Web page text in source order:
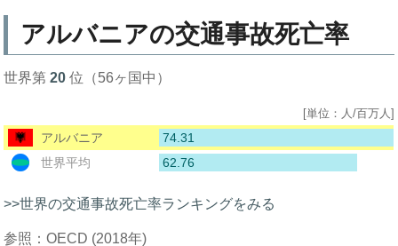
アルバニアの交通事故死亡率
世界第20 位（56ヶ国中）
[単位：人/百万人]
アルバニア
74.31
世界平均
62.76
>>世界の交通事故死亡率ランキングをみる
参照：OECD (2018年)